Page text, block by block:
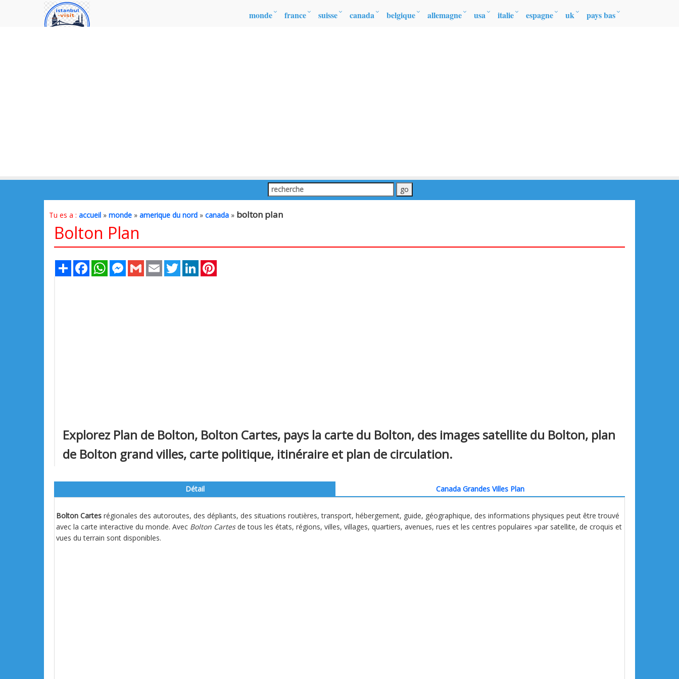
monde france suisse canada belgique allemagne usa italie espagne uk pays bas
Tu es a : accueil » monde » amerique du nord » canada » bolton plan
Bolton Plan
Share FacebookWhatsAppMessenger
Gmail Email TwitterLinkedIn
Explorez Plan de Bolton, Bolton Cartes, pays la carte du Bolton, des images satellite du Bolton, plan
de Bolton grand villes, carte politique, itinéraire et plan de circulation.
Détail Canada Grandes Villes Plan
Bolton Cartes régionales des autoroutes, des dépliants, des situations routières, transport, hébergement, guide, géographique, des informations physiques peut être trouvé
avec la carte interactive du monde. Avec Bolton Cartesde tous les états, régions, villes, villages, quartiers, avenues, rues et les centres populaires »par satellite, de croquis et
vues du terrain sont disponibles.